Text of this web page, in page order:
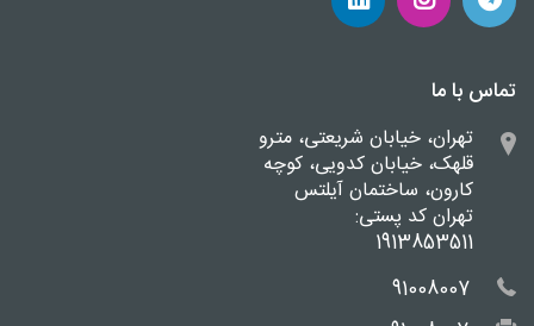
تماس با ما
تهران، خیابان شریعتی، مترو
قلهک، خیابان کدویی، کوچه
کارون، ساختمان آیلتس
تهران کد پستی:
1913853511
91008007